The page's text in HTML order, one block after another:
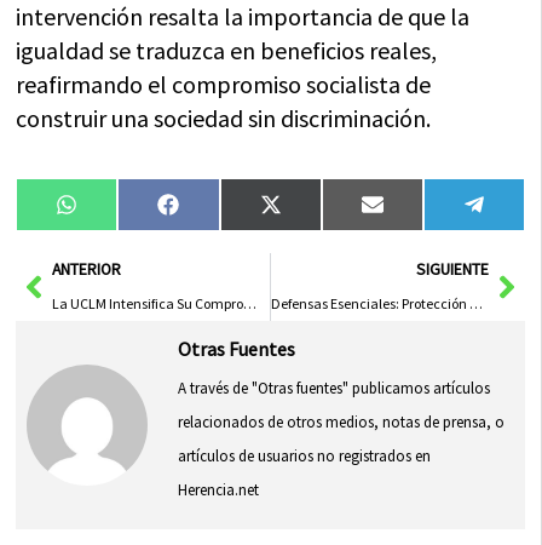
intervención resalta la importancia de que la
igualdad se traduzca en beneficios reales,
reafirmando el compromiso socialista de
construir una sociedad sin discriminación.
Compartir
en
WhatsAppCompartir
en
FacebookCompartir
en
X
(Twitter)
Compartir
en
Email
en
AntANTERIOR
La UCLM Intensifica Su Compromiso con la Igualdad Inclusiva y Transformadora para Todos Sus Miembros
SIGUIENTE
Defensas Esenciales: Protección Contra Amenazas a Nuestra Seguridad
Otras Fuentes
A través de "Otras fuentes" publicamos artículos
relacionados de otros medios, notas de prensa, o
artículos de usuarios no registrados en
Herencia.net